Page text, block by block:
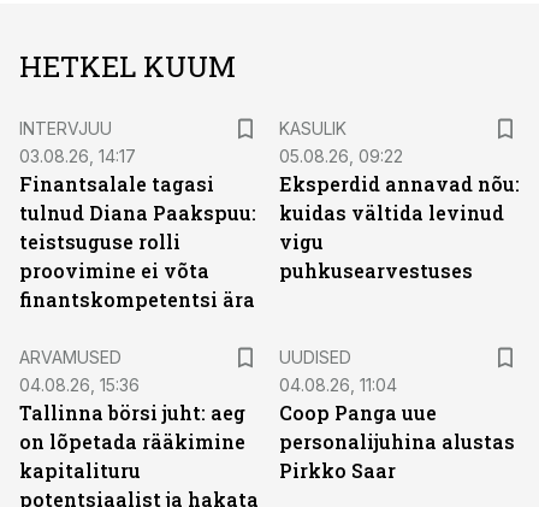
HETKEL KUUM
INTERVJUU
03.08.26, 14:17
Finantsalale tagasi
tulnud Diana Paakspuu:
teistsuguse rolli
proovimine ei võta
finantskompetentsi ära
KASULIK
05.08.26, 09:22
Eksperdid annavad nõu:
kuidas vältida levinud
vigu
puhkusearvestuses
ARVAMUSED
04.08.26, 15:36
Tallinna börsi juht: aeg
on lõpetada rääkimine
kapitalituru
potentsiaalist ja hakata
UUDISED
04.08.26, 11:04
Coop Panga uue
personalijuhina alustas
Pirkko Saar